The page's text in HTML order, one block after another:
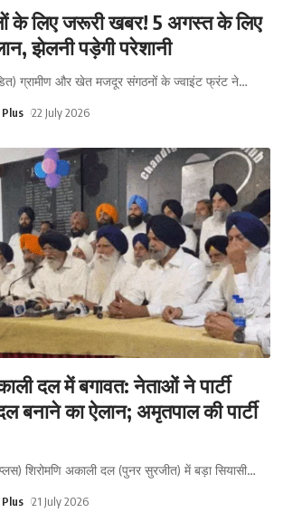
के लिए जरूरी खबर! 5 अगस्त के लिए
झेलनी पड़ेगी परेशानी
ग्रामीण और खेत मजदूर संगठनों के ज्वाइंट फ्रंट ने…
22 July 2026
दल में बगावत: नेताओं ने पार्टी
बनाने का ऐलान; अमृतपाल की पार्टी
शिरोमणि अकाली दल (पुनर सुरजीत) में बड़ा सियासी…
21 July 2026